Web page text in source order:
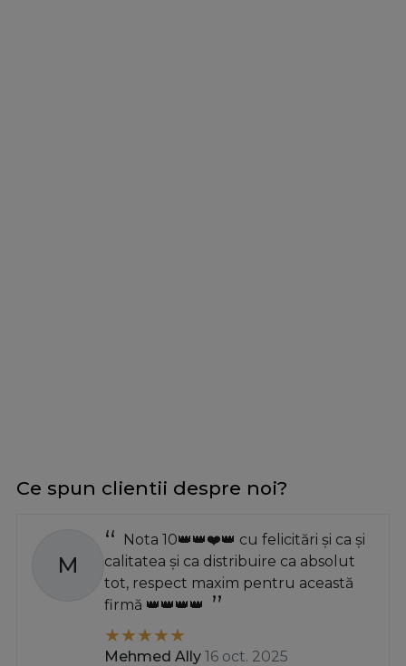
Ce spun clientii despre noi?
M
Nota 10👑👑❤️👑 cu felicitări și ca și
calitatea și ca distribuire ca absolut
tot, respect maxim pentru această
firmă 👑👑👑👑
Mehmed Ally 16 oct. 2025